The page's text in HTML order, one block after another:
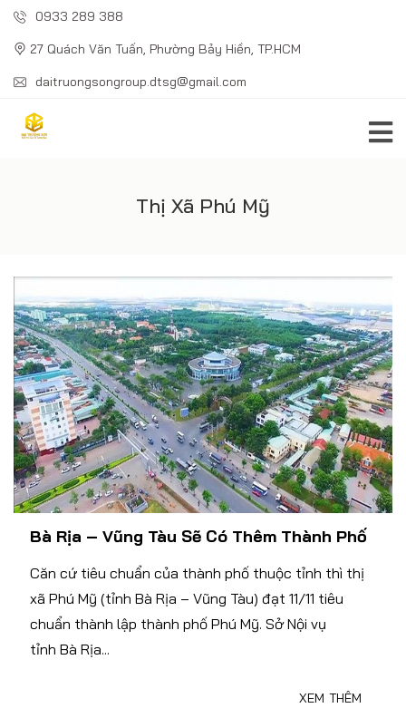
0933 289 388
27 Quách Văn Tuấn, Phường Bảy Hiền, TP.HCM
daitruongsongroup.dtsg@gmail.com
Thị Xã Phú Mỹ
Bà Rịa – Vũng Tàu Sẽ Có Thêm Thành Phố
Căn cứ tiêu chuẩn của thành phố thuộc tỉnh thì thị
xã Phú Mỹ (tỉnh Bà Rịa – Vũng Tàu) đạt 11/11 tiêu
chuẩn thành lập thành phố Phú Mỹ. Sở Nội vụ
tỉnh Bà Rịa...
XEM THÊM